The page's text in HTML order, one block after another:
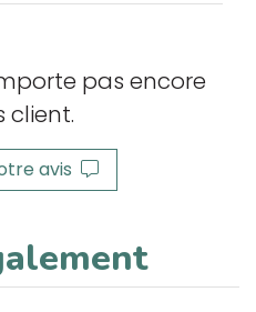
pas encore
client.
avis